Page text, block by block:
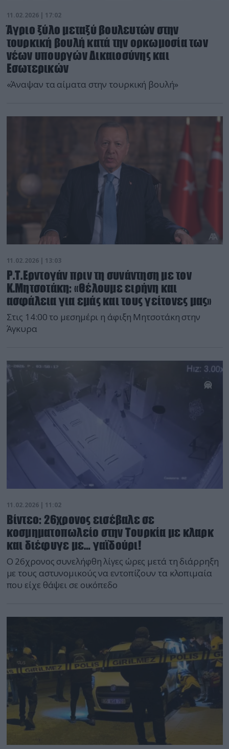
11.02.2026 | 17:02
Άγριο ξύλο μεταξύ βουλευτών στην
τουρκική βουλή κατά την ορκωμοσία των
νέων υπουργών Δικαιοσύνης και
Εσωτερικών
«Άναψαν τα αίματα στην τουρκική βουλή»
11.02.2026 | 13:03
Ρ.Τ.Ερντογάν πριν τη συνάντηση με τον
Κ.Μητσοτάκη: «Θέλουμε ειρήνη και
ασφάλεια για εμάς και τους γείτονες μας»
Στις 14:00 το μεσημέρι η άφιξη Μητσοτάκη στην
Άγκυρα
11.02.2026 | 11:02
Βίντεο: 26χρονος εισέβαλε σε
κοσμηματοπωλείο στην Τουρκία με κλαρκ
και διέφυγε με… γαϊδούρι!
Ο 26χρονος συνελήφθη λίγες ώρες μετά τη διάρρηξη
με τους αστυνομικούς να εντοπίζουν τα κλοπιμαία
που είχε θάψει σε οικόπεδο